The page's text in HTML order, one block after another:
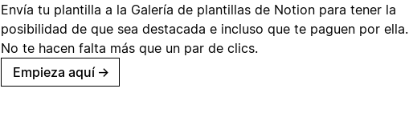
Envía tu plantilla a la Galería de plantillas de Notion para tener la
posibilidad de que sea destacada e incluso que te paguen por ella.
No te hacen falta más que un par de clics.
Empieza aquí →